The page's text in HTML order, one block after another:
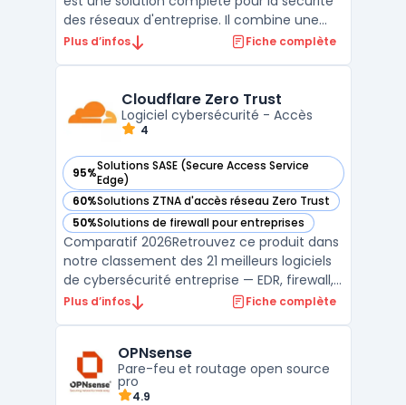
des réseaux d'entreprise. Il combine une
variété de fonctionnalités de sécurité, y
filtrage de contenu et la segmentation
réseau. La ...
Plus d’infos Fiche complète
Cloudflare Zero Trust
Logiciel cybersécurité - Accès
4
95%Solutions SASE (Secure Access Service
Edge)
— voir Cloudflare Zero Trust dans cette catégorie
60%Solutions ZTNA d'accès réseau Zero Trust
— voir Cloudflare Zero Trust dans cette catégorie
50%Solutions de firewall pour entreprises
— voir Cloudflare Zero Trust dans cette catégorie
Comparatif 2026Retrouvez ce produit dans
notre classement des 21 meilleurs logiciels
de cybersécurité entreprise — EDR, firewall,
SIEM, XDR. ...
Plus d’infos Fiche complète
OPNsense
Pare-feu et routage open source
pro
4.9